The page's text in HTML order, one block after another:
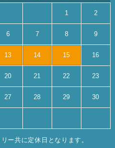
1 2
6 7 8 9
13 14 15 16
20 21 22 23
27 28 29 30
ー共に定休日となります。